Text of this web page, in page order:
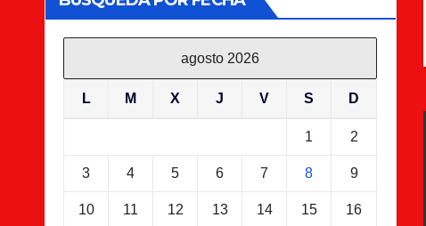
agosto 2026
L M X J V S D
1 2
3 4 5 6 7 8 9
10 11 12 13 14 15 16